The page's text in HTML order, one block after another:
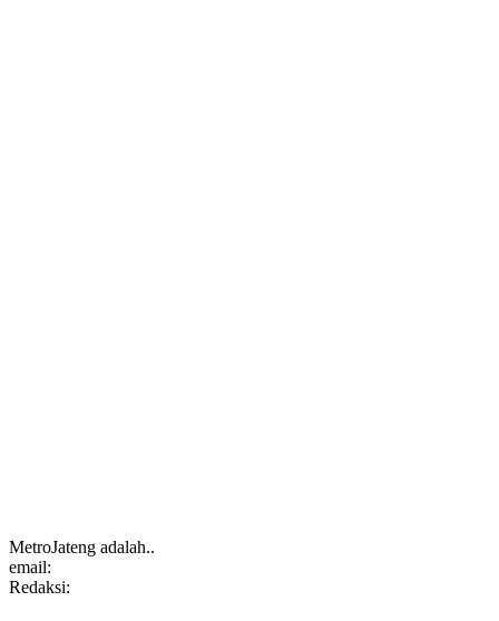
MetroJateng adalah..
email:
Redaksi: